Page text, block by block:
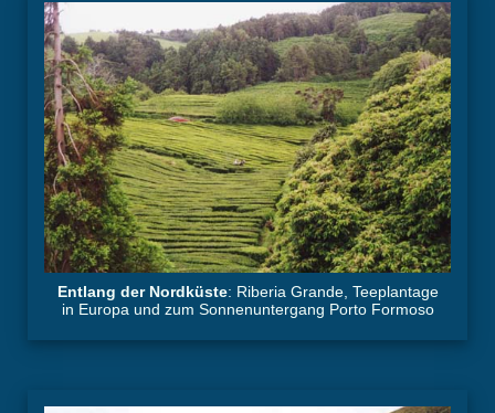
Entlang der Nordküste: Riberia Grande, Teeplantage
in Europa und zum Sonnenuntergang Porto Formoso